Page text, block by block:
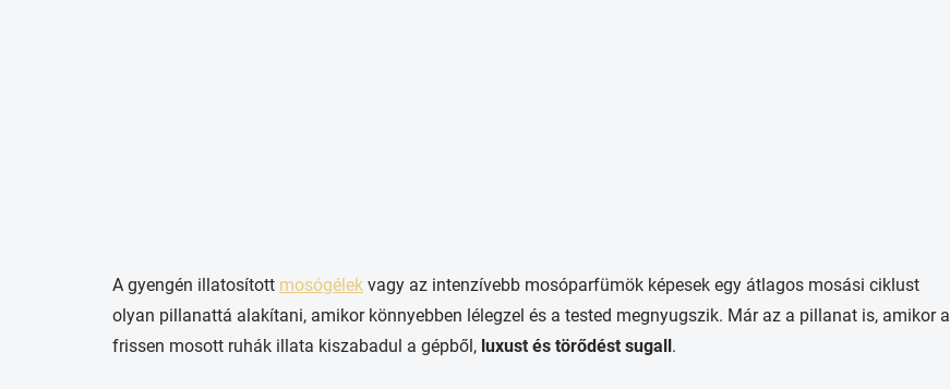
A gyengén illatosított mosógélek vagy az intenzívebb mosóparfümök képesek egy átlagos mosási ciklust
olyan pillanattá alakítani, amikor könnyebben lélegzel és a tested megnyugszik. Már az a pillanat is, amikor a
frissen mosott ruhák illata kiszabadul a gépből, luxust és törődést sugall.